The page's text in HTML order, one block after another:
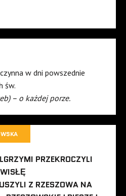
czynna w dni powszednie
św.
– o każdej porze.
PRZEKROCZYLI
WISŁĘ
Z RZESZOWA NA